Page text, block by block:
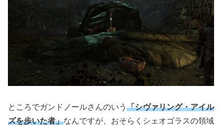
ところでガンドノールさんのいう 「シヴァリング・アイル
ズを歩いた者」なんですが、おそらくシェオゴラスの領域